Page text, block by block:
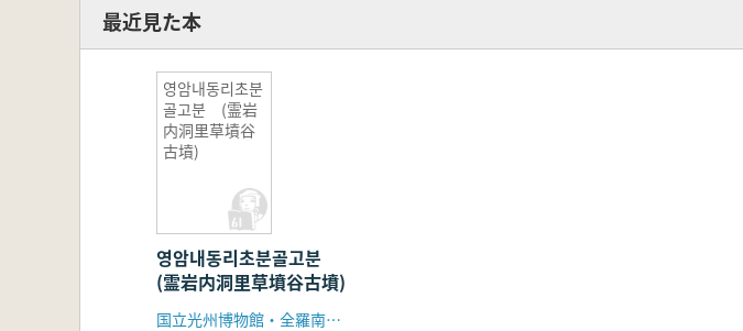
最近見た本
영암내동리초분
골고분 (霊岩
内洞里草墳谷
古墳)
영암내동리초분골고분
(霊岩内洞里草墳谷古墳)
国立光州博物館・全羅南道霊岩郡